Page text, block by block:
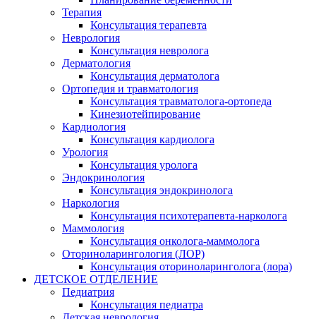
Терапия
Консультация терапевта
Неврология
Консультация невролога
Дерматология
Консультация дерматолога
Ортопедия и травматология
Консультация травматолога-ортопеда
Кинезиотейпирование
Кардиология
Консультация кардиолога
Урология
Консультация уролога
Эндокринология
Консультация эндокринолога
Наркология
Консультация психотерапевта-нарколога
Маммология
Консультация онколога-маммолога
Оториноларингология (ЛОР)
Консультация оториноларинголога (лора)
ДЕТСКОЕ ОТДЕЛЕНИЕ
Педиатрия
Консультация педиатра